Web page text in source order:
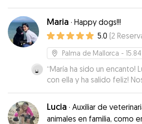
Maria · Happy dogs!!!
5.0 (2
Palma de Mallorca -
“María ha sido un encanto!
con ella y ha salido feliz!
informados durante todo
de si todo iba bien, con
tranquilizadores! Lua
Lucia · Auxiliar de
animales en familia, como